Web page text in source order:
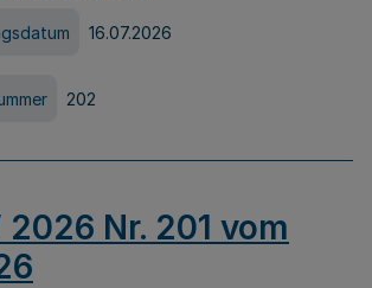
16.07.2026
202
2026 Nr. 201 vom